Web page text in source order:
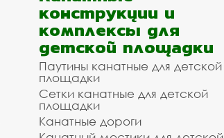
конструкции и
комплексы для
детской площадки
Паутины канатные для детской
площадки
Сетки канатные для детской
площадки
Канатные дороги